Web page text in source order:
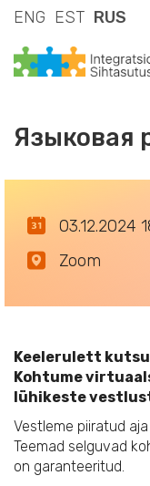
ENG EST RUS
Языковая
03.12.2024
Zoom
Keelerulett
Kohtume
lühikeste
Vestleme piiratud
Teemad selguvad
on garanteeritud.